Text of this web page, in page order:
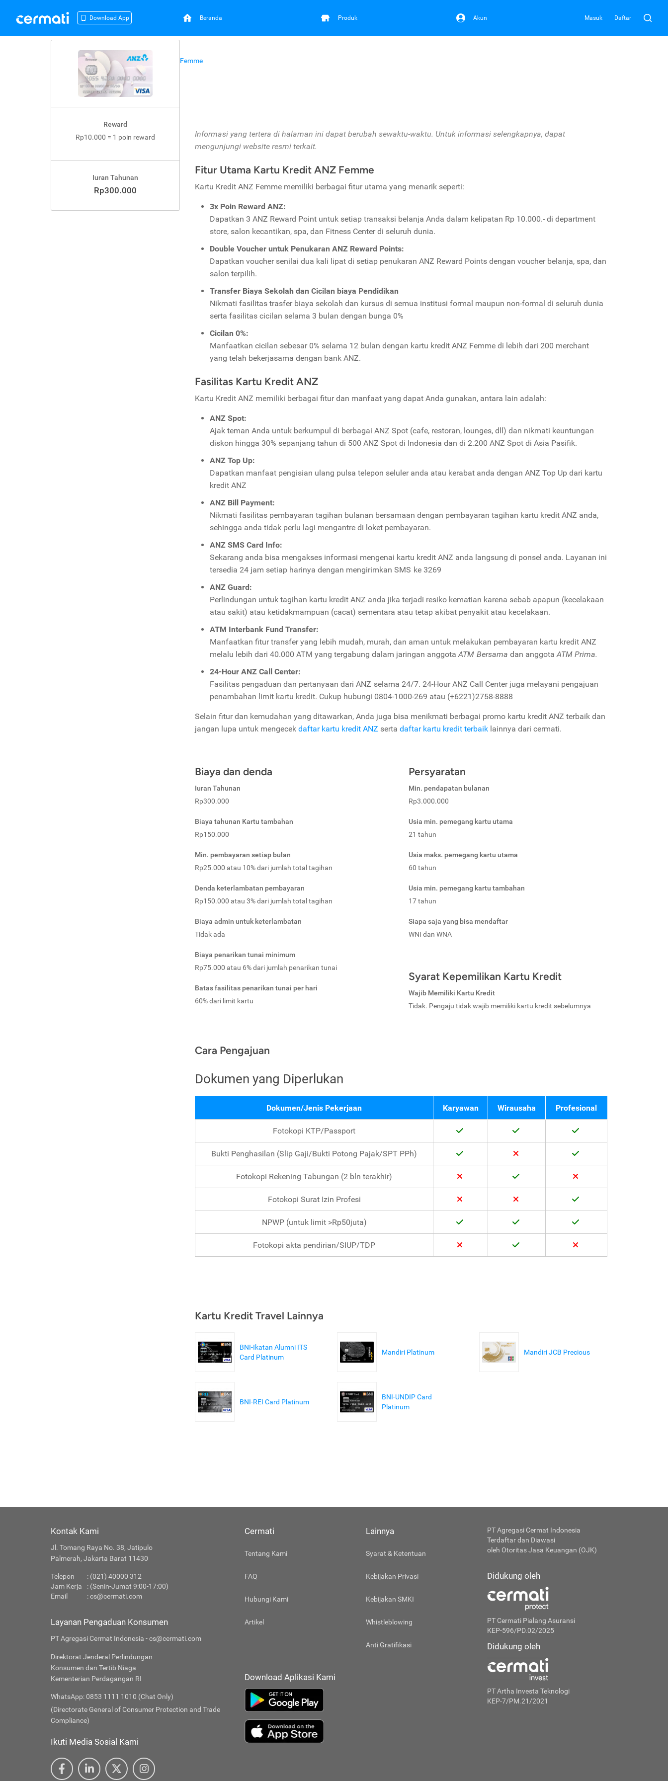
Download App Beranda Produk Akun Masuk Daftar
Kartu Kredit ANZ ANZ Femme
ANZ Femme
Reward
Rp10.000 = 1 poin reward
Iuran Tahunan
Rp300.000
Informasi yang tertera di halaman ini dapat berubah sewaktu-waktu. Untuk informasi selengkapnya, dapat
mengunjungi website resmi terkait.
Fitur Utama Kartu Kredit ANZ Femme
Kartu Kredit ANZ Femme memiliki berbagai fitur utama yang menarik seperti:
3x Poin Reward ANZ:
Dapatkan 3 ANZ Reward Point untuk setiap transaksi belanja Anda dalam kelipatan Rp 10.000.- di department
store, salon kecantikan, spa, dan Fitness Center di seluruh dunia.
Double Voucher untuk Penukaran ANZ Reward Points:
Dapatkan voucher senilai dua kali lipat di setiap penukaran ANZ Reward Points dengan voucher belanja, spa, dan
salon terpilih.
Transfer Biaya Sekolah dan Cicilan biaya Pendidikan
Nikmati fasilitas trasfer biaya sekolah dan kursus di semua institusi formal maupun non-formal di seluruh dunia
serta fasilitas cicilan selama 3 bulan dengan bunga 0%
Cicilan 0%:
Manfaatkan cicilan sebesar 0% selama 12 bulan dengan kartu kredit ANZ Femme di lebih dari 200 merchant
yang telah bekerjasama dengan bank ANZ.
Fasilitas Kartu Kredit ANZ
Kartu Kredit ANZ memiliki berbagai fitur dan manfaat yang dapat Anda gunakan, antara lain adalah:
ANZ Spot:
Ajak teman Anda untuk berkumpul di berbagai ANZ Spot (cafe, restoran, lounges, dll) dan nikmati keuntungan
diskon hingga 30% sepanjang tahun di 500 ANZ Spot di Indonesia dan di 2.200 ANZ Spot di Asia Pasifik.
ANZ Top Up:
Dapatkan manfaat pengisian ulang pulsa telepon seluler anda atau kerabat anda dengan ANZ Top Up dari kartu
kredit ANZ
ANZ Bill Payment:
Nikmati fasilitas pembayaran tagihan bulanan bersamaan dengan pembayaran tagihan kartu kredit ANZ anda,
sehingga anda tidak perlu lagi mengantre di loket pembayaran.
ANZ SMS Card Info:
Sekarang anda bisa mengakses informasi mengenai kartu kredit ANZ anda langsung di ponsel anda. Layanan ini
tersedia 24 jam setiap harinya dengan mengirimkan SMS ke 3269
ANZ Guard:
Perlindungan untuk tagihan kartu kredit ANZ anda jika terjadi resiko kematian karena sebab apapun (kecelakaan
atau sakit) atau ketidakmampuan (cacat) sementara atau tetap akibat penyakit atau kecelakaan.
ATM Interbank Fund Transfer:
Manfaatkan fitur transfer yang lebih mudah, murah, dan aman untuk melakukan pembayaran kartu kredit ANZ
melalu lebih dari 40.000 ATM yang tergabung dalam jaringan anggotaATM Bersama dan anggotaATM Prima.
24-Hour ANZ Call Center:
Fasilitas pengaduan dan pertanyaan dari ANZ selama 24/7. 24-Hour ANZ Call Center juga melayani pengajuan
penambahan limit kartu kredit. Cukup hubungi 0804-1000-269 atau (+6221)2758-8888
Selain fitur dan kemudahan yang ditawarkan, Anda juga bisa menikmati berbagai promo kartu kredit ANZ terbaik dan
jangan lupa untuk mengecek daftar kartu kredit ANZ serta daftar kartu kredit terbaik lainnya dari cermati.
Biaya dan denda
Iuran Tahunan
Rp300.000
Biaya tahunan Kartu tambahan
Rp150.000
Min. pembayaran setiap bulan
Rp25.000 atau 10% dari jumlah total tagihan
Denda keterlambatan pembayaran
Rp150.000 atau 3% dari jumlah total tagihan
Biaya admin untuk keterlambatan
Tidak ada
Biaya penarikan tunai minimum
Rp75.000 atau 6% dari jumlah penarikan tunai
Batas fasilitas penarikan tunai per hari
60% dari limit kartu
Persyaratan
Min. pendapatan bulanan
Rp3.000.000
Usia min. pemegang kartu utama
21 tahun
Usia maks. pemegang kartu utama
60 tahun
Usia min. pemegang kartu tambahan
17 tahun
Siapa saja yang bisa mendaftar
WNI dan WNA
Syarat Kepemilikan Kartu Kredit
Wajib Memiliki Kartu Kredit
Tidak. Pengaju tidak wajib memiliki kartu kredit sebelumnya
Cara Pengajuan
Dokumen yang Diperlukan
Dokumen/Jenis Pekerjaan Karyawan Wirausaha Profesional
Fotokopi KTP/Passport
Bukti Penghasilan (Slip Gaji/Bukti Potong Pajak/SPT PPh)
Fotokopi Rekening Tabungan (2 bln terakhir)
Fotokopi Surat Izin Profesi
NPWP (untuk limit >Rp50juta)
Fotokopi akta pendirian/SIUP/TDP
Kartu Kredit Travel Lainnya
BNI-Ikatan Alumni ITS
Card Platinum
Mandiri Platinum Mandiri JCB Precious
BNI-REI Card Platinum
BNI-UNDIP Card
Platinum
Kontak Kami
Jl. Tomang Raya No. 38, Jatipulo
Palmerah, Jakarta Barat 11430
Telepon
: (021) 40000 312
Jam Kerja
: (Senin-Jumat 9:00-17:00)
Email
:cs@cermati.com
Layanan Pengaduan Konsumen
PT Agregasi Cermat Indonesia - cs@cermati.com
Direktorat Jenderal Perlindungan
Konsumen dan Tertib Niaga
Kementerian Perdagangan RI
WhatsApp: 0853 1111 1010 (Chat Only)
(Directorate General of Consumer Protection and Trade
Compliance)
Ikuti Media Sosial Kami
Cermati
Tentang Kami
FAQ
Hubungi Kami
Artikel
Lainnya
Syarat & Ketentuan
Kebijakan Privasi
Kebijakan SMKI
Whistleblowing
Anti Gratifikasi
Download Aplikasi Kami
PT Agregasi Cermat Indonesia
Terdaftar dan Diawasi
oleh Otoritas Jasa Keuangan (OJK)
Didukung oleh
PT Cermati Pialang Asuransi
KEP-596/PD.02/2025
Didukung oleh
PT Artha Investa Teknologi
KEP-7/PM.21/2021